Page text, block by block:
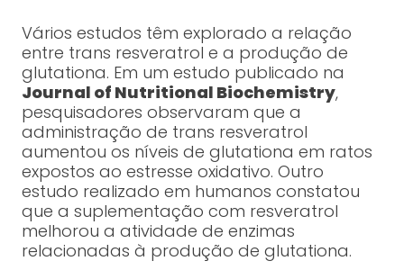
Vários estudos têm explorado a relação
entre trans resveratrol e a produção de
glutationa. Em um estudo publicado na
Journal of Nutritional Biochemistry,
pesquisadores observaram que a
administração de trans resveratrol
aumentou os níveis de glutationa em ratos
expostos ao estresse oxidativo. Outro
estudo realizado em humanos constatou
que a suplementação com resveratrol
melhorou a atividade de enzimas
relacionadas à produção de glutationa.